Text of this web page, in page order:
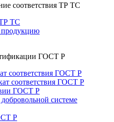
соответствия ТР ТС
ТР ТС
продукцию
ГОСТ Р
соответствия ГОСТ Р
соответствия ГОСТ Р
ГОСТ Р
системе
Р